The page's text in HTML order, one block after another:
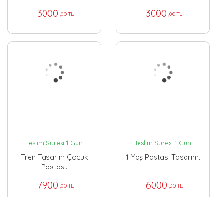
3000 ,00 TL 3000 ,00 TL
Teslim Süresi 1 Gün
Tren Tasarım Çocuk
Pastası.
7900 ,00 TL
Teslim Süresi 1 Gün
1 Yaş Pastası Tasarım.
6000 ,00 TL